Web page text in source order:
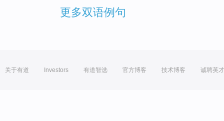
更多双语例句
关于有道 Investors 有道智选 官方博客 技术博客 诚聘英才